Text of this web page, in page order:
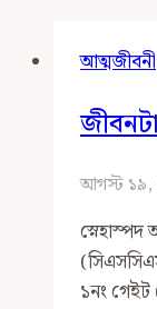
আত্মজীবনী
আগস্ট ১৯,
১নং